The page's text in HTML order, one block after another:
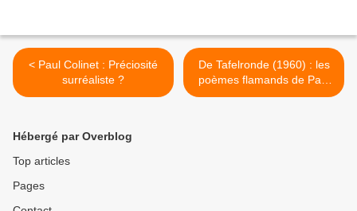
< Paul Colinet : Préciosité
surréaliste ?
De Tafelronde (1960) : les
poèmes flamands de Paul
Colinet >
Hébergé par Overblog
Top articles
Pages